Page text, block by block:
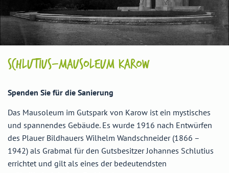
SCHLUTIUS-MAUSOLEUM KAROW
Spenden Sie für die Sanierung
Das Mausoleum im Gutspark von Karow ist ein mystisches
und spannendes Gebäude. Es wurde 1916 nach Entwürfen
des Plauer Bildhauers Wilhelm Wandschneider (1866 –
1942) als Grabmal für den Gutsbesitzer Johannes Schlutius
errichtet und gilt als eines der bedeutendsten